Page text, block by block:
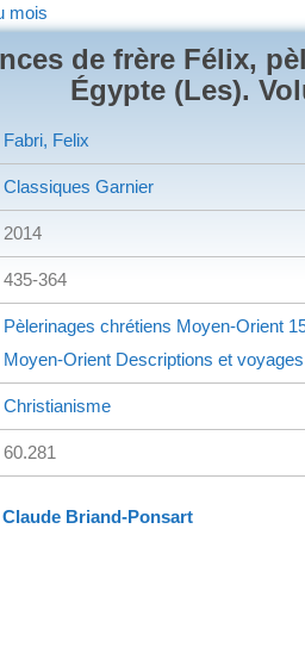
mois
de frère Félix,
Égypte (Les).
Fabri, Felix
Classiques Garnier
2014
435-364
Pèlerinages chrétiens Moyen-Orient
Moyen-Orient Descriptions et voyages
Christianisme
60.281
Claude Briand-Ponsart